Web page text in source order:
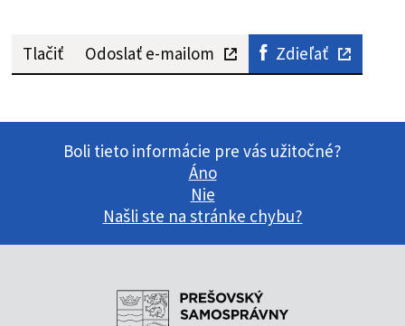
Tlačiť Odoslať e-mailom Zdieľať
Boli tieto informácie pre vás užitočné?
Áno
Nie
Našli ste na stránke chybu?